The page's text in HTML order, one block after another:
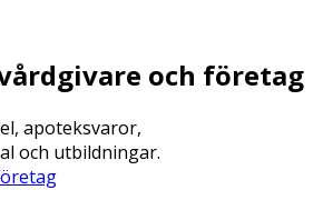
och företag
apoteksvaror,
och utbildningar.